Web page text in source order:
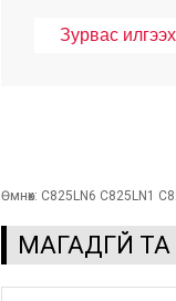
Өмнөх: C825LN6 C825LN1
МАГАДГҮЙ